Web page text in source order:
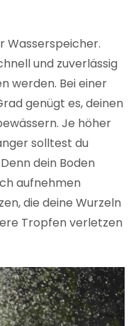
Wasserspeicher.
und zuverlässig
werden. Bei einer
genügt es, deinen
Je höher
solltest du
dein Boden
aufnehmen
die deine Wurzeln
Tropfen verletzen